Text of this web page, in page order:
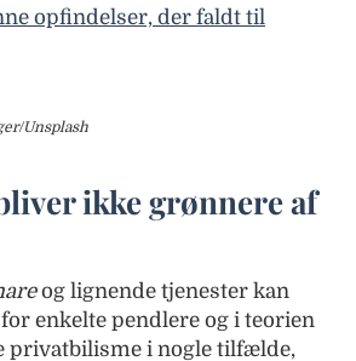
opfindelser, der faldt til
Unsplash
ikke grønnere af
og lignende tjenester kan
enkelte pendlere og i teorien
privatbilisme i nogle tilfælde,